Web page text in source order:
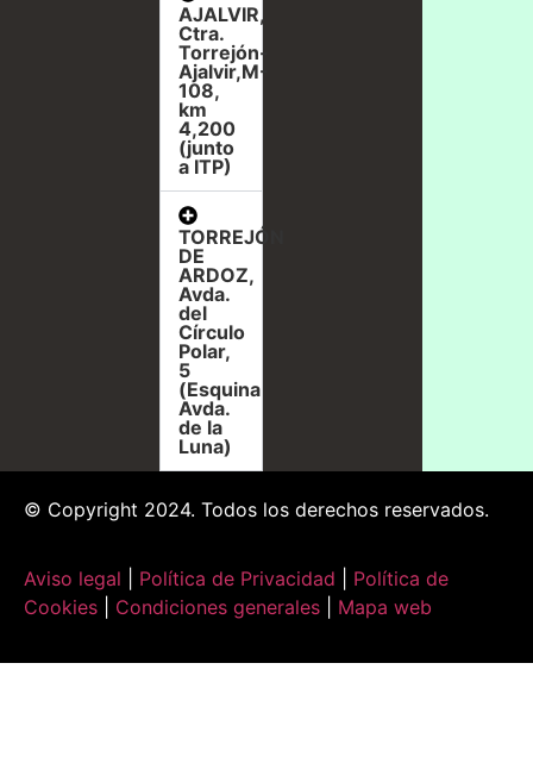
AJALVIR,
Ctra.
Torrejón-
Ajalvir,M-
108,
km
4,200
(junto
a ITP)
TORREJÓN
DE
ARDOZ,
Avda.
del
Círculo
Polar,
5
(Esquina
Avda.
de la
Luna)
© Copyright 2024. Todos los derechos reservados.
Aviso legal Política de Privacidad
Política de
Cookies
Condiciones generales Mapa web